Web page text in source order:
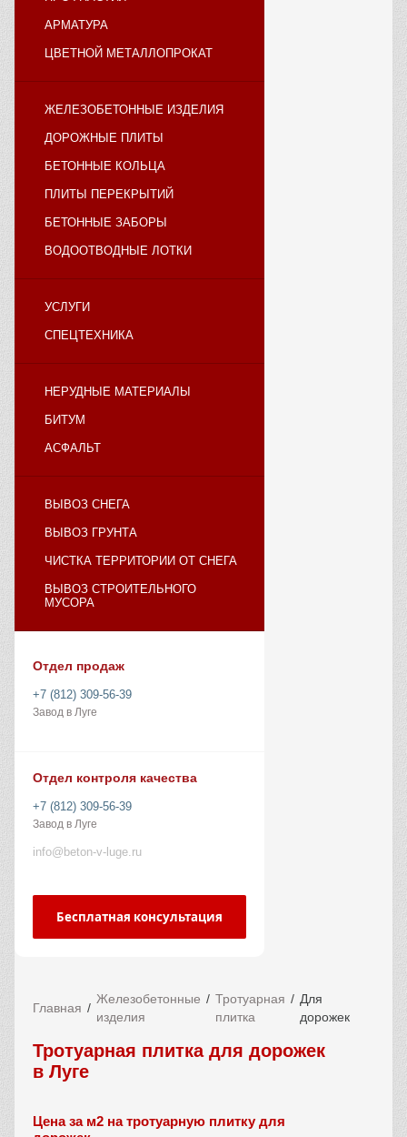
АРМАТУРА
ЦВЕТНОЙ МЕТАЛЛОПРОКАТ
ЖЕЛЕЗОБЕТОННЫЕ ИЗДЕЛИЯ
ДОРОЖНЫЕ ПЛИТЫ
БЕТОННЫЕ КОЛЬЦА
ПЛИТЫ ПЕРЕКРЫТИЙ
БЕТОННЫЕ ЗАБОРЫ
ВОДООТВОДНЫЕ ЛОТКИ
УСЛУГИ
СПЕЦТЕХНИКА
НЕРУДНЫЕ МАТЕРИАЛЫ
БИТУМ
АСФАЛЬТ
ВЫВОЗ СНЕГА
ВЫВОЗ ГРУНТА
ЧИСТКА ТЕРРИТОРИИ ОТ СНЕГА
ВЫВОЗ СТРОИТЕЛЬНОГО
МУСОРА
Отдел продаж
+7 (812) 309-56-39
Завод в Луге
Отдел контроля качества
+7 (812) 309-56-39
Завод в Луге
info@beton-v-luge.ru
Бесплатная консультация
Главная
Железобетонные
изделия
Тротуарная
плитка
Для
дорожек
Тротуарная плитка для дорожек
в Луге
Цена за м2 на тротуарную плитку для